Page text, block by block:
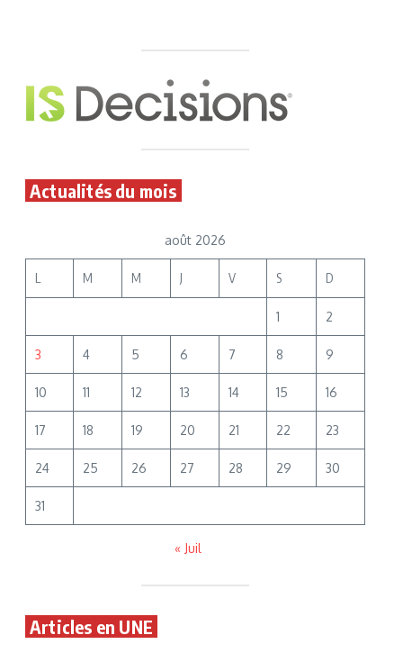
Actualités du mois
août 2026
L M M J V S D
1 2
3 4 5 6 7 8 9
10 11 12 13 14 15 16
17 18 19 20 21 22 23
24 25 26 27 28 29 30
31
« Juil
Articles en UNE